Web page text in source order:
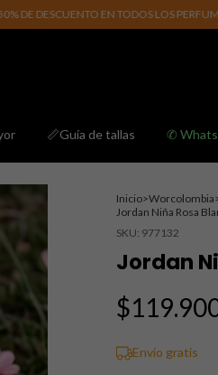
EN TODOS LOS PERFUMES. CLIC
📏Guía de tallas ✆
Inicio>Worcolombia
Jordan Niña Rosa
SKU: 977132
Jordan
Envío gratis